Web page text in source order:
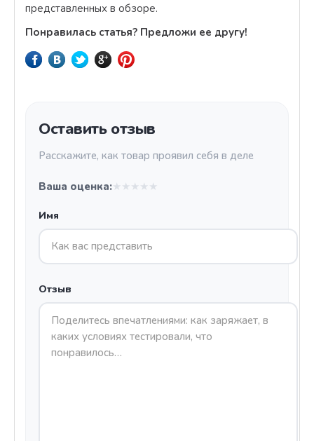
представленных в обзоре.
Понравилась статья? Предложи ее другу!
Оставить отзыв
Расскажите, как товар проявил себя в деле
Ваша оценка:★ ★ ★ ★ ★
Имя
Отзыв